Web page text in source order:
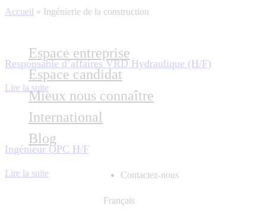
Espace entreprise
Espace candidat
Mieux nous connaître
International
Blog
Contactez-nous
Français
Accueil » Ingénierie de la construction
Responsable d’affaires VRD Hydraulique (H/F)
Lire la suite
Ingénieur OPC H/F
Lire la suite